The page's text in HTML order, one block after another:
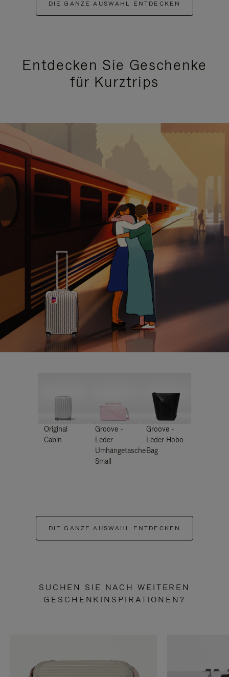
DIE GANZE AUSWAHL ENTDECKEN
Entdecken Sie Geschenke
für Kurztrips
Original
Cabin
Groove -
Leder
Umhängetasche
Small
Groove -
Leder Hobo
Bag
DIE GANZE AUSWAHL ENTDECKEN
SUCHEN SIE NACH WEITEREN
GESCHENKINSPIRATIONEN?